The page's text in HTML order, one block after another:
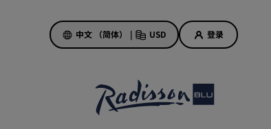
中文 （简体） | USD 登录
酒店优惠